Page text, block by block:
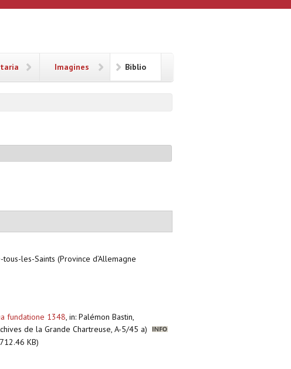
Imagines Biblio
les-Saints (Province d’Allemagne
fundatione 1348, in: Palémon Bastin,
de la Grande Chartreuse, A-5/45 a)
KB)